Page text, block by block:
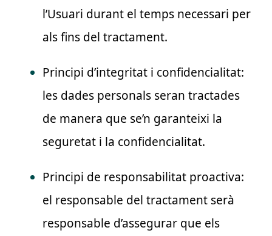
l’Usuari durant el temps necessari per
als fins del tractament.
Principi d’integritat i confidencialitat:
les dades personals seran tractades
de manera que se’n garanteixi la
seguretat i la confidencialitat.
Principi de responsabilitat proactiva:
el responsable del tractament serà
responsable d’assegurar que els